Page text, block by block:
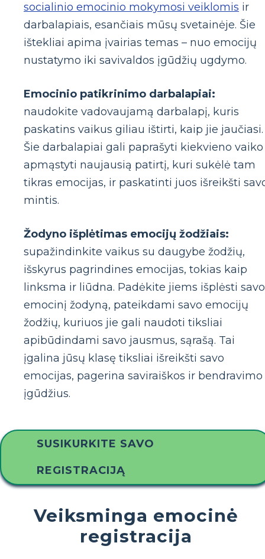
socialinio emocinio mokymosi veiklomis ir
darbalapiais, esančiais mūsų svetainėje. Šie
ištekliai apima įvairias temas – nuo ​​emocijų
nustatymo iki savivaldos įgūdžių ugdymo.
Emocinio patikrinimo darbalapiai:
naudokite vadovaujamą darbalapį, kuris
paskatins vaikus giliau ištirti, kaip jie jaučiasi.
Šie darbalapiai gali paprašyti kiekvieno vaiko
apmąstyti naujausią patirtį, kuri sukėlė tam
tikras emocijas, ir paskatinti juos išreikšti
mintis.
Žodyno išplėtimas emocijų žodžiais:
supažindinkite vaikus su daugybe žodžių,
išskyrus pagrindines emocijas, tokias kaip
linksma ir liūdna. Padėkite jiems išplėsti savo
emocinį žodyną, pateikdami savo emocijų
žodžių, kuriuos jie gali naudoti tiksliai
apibūdindami savo jausmus, sąrašą. Tai
įgalina jūsų klasę tiksliai išreikšti savo
emocijas, pagerina saviraiškos ir bendravimo
įgūdžius.
SUSIKURKITE SAVO
REGISTRACIJĄ
Veiksminga emocinė
registracija